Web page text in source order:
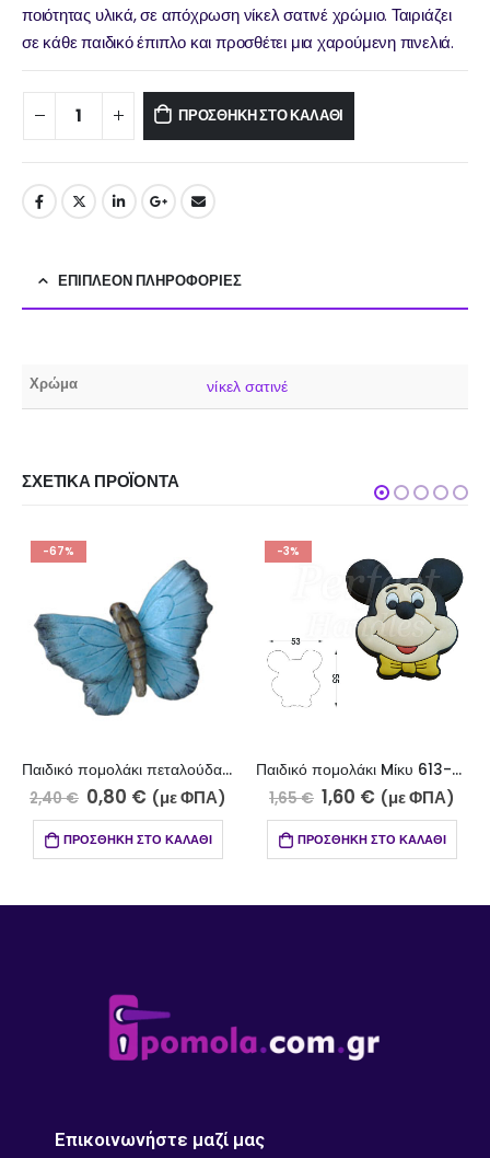
ποιότητας υλικά, σε απόχρωση νίκελ σατινέ χρώμιο. Ταιριάζει
σε κάθε παιδικό έπιπλο και προσθέτει μια χαρούμενη πινελιά.
ΠΡΟΣΘΉΚΗ ΣΤΟ ΚΑΛΆΘΙ
ΕΠΙΠΛΈΟΝ ΠΛΗΡΟΦΟΡΊΕΣ
Χρώμα νίκελ σατινέ
ΣΧΕΤΙΚΆ ΠΡΟΪΌΝΤΑ
-67%
Παιδικό πομολάκι πεταλούδα μπλε 608-19
2,40€ 0,80 € (με ΦΠΑ)
ΠΡΟΣΘΉΚΗ ΣΤΟ ΚΑΛΆΘΙ
-3%
Παιδικό πομολάκι Mίκυ 613-22/1
1,65€ 1,60 € (με ΦΠΑ)
ΠΡΟΣΘΉΚΗ ΣΤΟ ΚΑΛΆΘΙ
Επικοινωνήστε μαζί μας